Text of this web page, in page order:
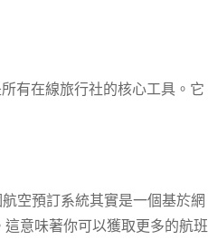
有在線旅行社的核心工具。它
空預訂系統其實是一個基於網
意味著你可以獲取更多的航班